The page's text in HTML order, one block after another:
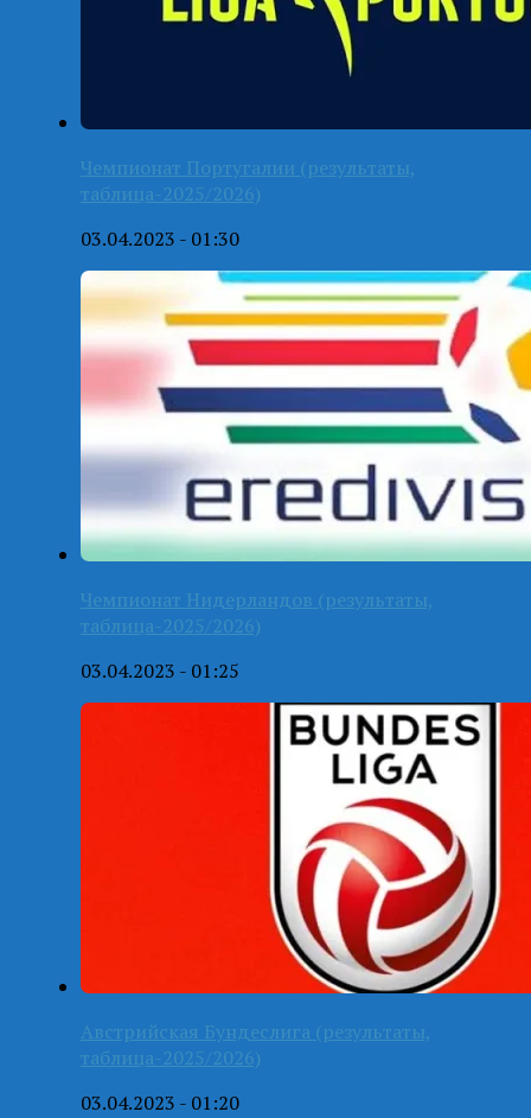
Чемпионат Португалии (результаты,
таблица-2025/2026)
03.04.2023 - 01:30
Чемпионат Нидерландов (результаты,
таблица-2025/2026)
03.04.2023 - 01:25
Австрийская Бундеслига (результаты,
таблица-2025/2026)
03.04.2023 - 01:20